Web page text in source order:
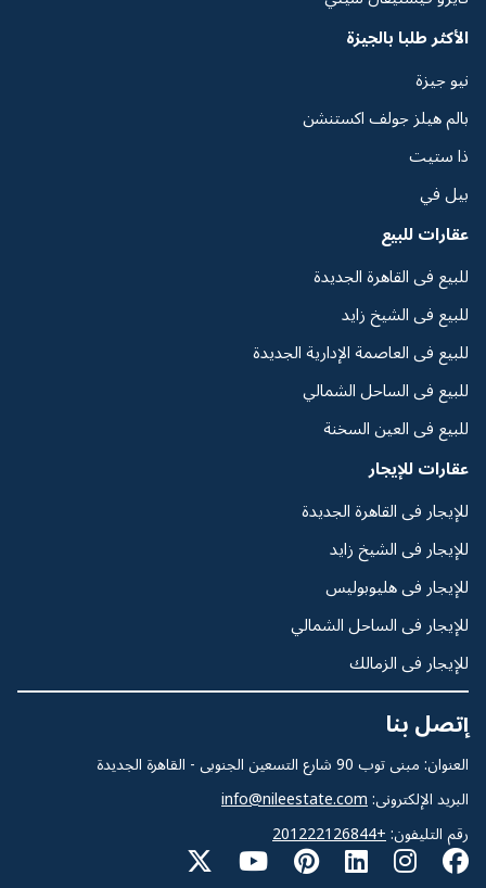
الأكثر طلبا بالجيزة
نيو جيزة
بالم هيلز جولف اكستنشن
ذا ستيت
بيل في
عقارات للبيع
للبيع فى القاهرة الجديدة
للبيع فى الشيخ زايد
للبيع فى العاصمة الإدارية الجديدة
للبيع فى الساحل الشمالي
للبيع فى العين السخنة
عقارات للإيجار
للإيجار فى القاهرة الجديدة
للإيجار فى الشيخ زايد
للإيجار فى هليوبوليس
للإيجار فى الساحل الشمالي
للإيجار فى الزمالك
إتصل بنا
العنوان: مبنى توب 90 شارع التسعين الجنوبى - القاهرة الجديدة
البريد الإلكترونى: info@nileestate.com
رقم التليفون: +201222126844